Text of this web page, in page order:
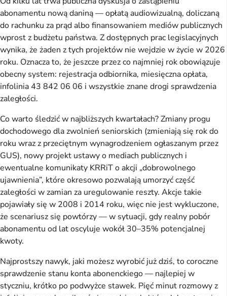
abonamentu nową daniną — opłatą audiowizualną, doliczaną
do rachunku za prąd albo finansowaniem mediów publicznych
wprost z budżetu państwa. Z dostępnych prac legislacyjnych
wynika, że żaden z tych projektów nie wejdzie w życie w 2026
roku. Oznacza to, że jeszcze przez co najmniej rok obowiązuje
obecny system: rejestracja odbiornika, miesięczna opłata,
infolinia 43 842 06 06 i wszystkie znane drogi sprawdzenia
zaległości.
Co warto śledzić w najbliższych kwartałach? Zmiany progu
dochodowego dla zwolnień seniorskich (zmieniają się rok do
roku wraz z przeciętnym wynagrodzeniem ogłaszanym przez
GUS), nowy projekt ustawy o mediach publicznych i
ewentualne komunikaty KRRiT o akcji „dobrowolnego
ujawnienia”, które okresowo pozwalają umorzyć część
zaległości w zamian za uregulowanie reszty. Akcje takie
pojawiały się w 2008 i 2014 roku, więc nie jest wykluczone,
że scenariusz się powtórzy — w sytuacji, gdy realny pobór
abonamentu od lat oscyluje wokół 30–35% potencjalnej
kwoty.
Najprostszy nawyk, jaki możesz wyrobić już dziś, to coroczne
sprawdzenie stanu konta abonenckiego — najlepiej w
styczniu, krótko po podwyżce stawek. Pięć minut rozmowy z